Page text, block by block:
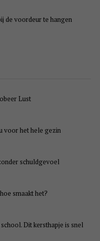
de voordeur te hangen
Lust
voor het hele gezin
schuldgevoel
smaakt het?
Dit kersthapje is snel